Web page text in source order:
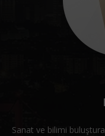
Sanat ve bilimi